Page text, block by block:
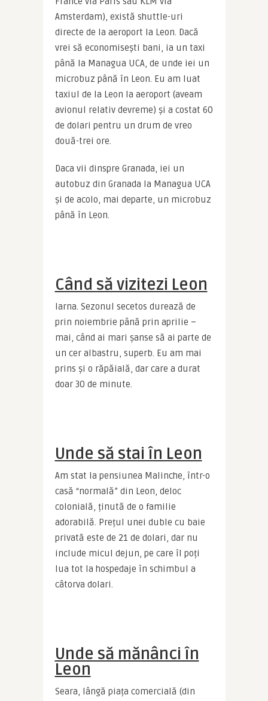
Amsterdam), există shuttle-uri
directe de la aeroport la Leon. Dacă
vrei să economisești bani, ia un taxi
până la Managua UCA, de unde iei un
microbuz până în Leon. Eu am luat
taxiul de la Leon la aeroport (aveam
avionul relativ devreme) și a costat 60
de dolari pentru un drum de vreo
două-trei ore.
Daca vii dinspre Granada, iei un
autobuz din Granada la Managua UCA
și de acolo, mai departe, un microbuz
până în Leon.
Când să vizitezi Leon
Iarna. Sezonul secetos durează de
prin noiembrie până prin aprilie –
mai, când ai mari șanse să ai parte de
un cer albastru, superb. Eu am mai
prins și o răpăială, dar care a durat
doar 30 de minute.
Unde să stai în Leon
Am stat la pensiunea Malinche, într-o
casă “normală” din Leon, deloc
colonială, ținută de o familie
adorabilă. Prețul unei duble cu baie
privată este de 21 de dolari, dar nu
include micul dejun, pe care îl poți
lua tot la hospedaje în schimbul a
câtorva dolari.
Unde să mănânci în
Leon
Seara, lângă piața comercială (din